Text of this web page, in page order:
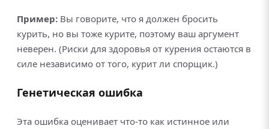
Пример: Вы говорите, что я должен бросить
курить, но вы тоже курите, поэтому ваш аргумент
неверен. (Риски для здоровья от курения остаются в
силе независимо от того, курит ли спорщик.)
Генетическая ошибка
Эта ошибка оценивает что-то как истинное или